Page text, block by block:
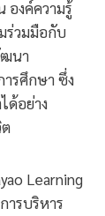
องค์ความรู้
ร่วมมือกับ
นา
ารศึกษา ซึ่ง
ด้อย่าง
Learning
ารบริหาร